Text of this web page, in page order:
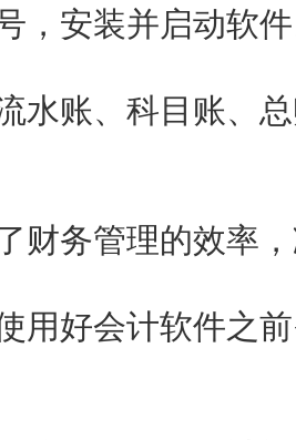
，安装并启动软
水账、科目账、
财务管理的效率
用好会计软件之